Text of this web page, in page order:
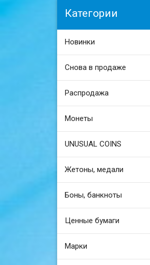
Категории
Новинки
Снова в продаже
Распродажа
Монеты
UNUSUAL COINS
Жетоны, медали
Боны, банкноты
Ценные бумаги
Марки